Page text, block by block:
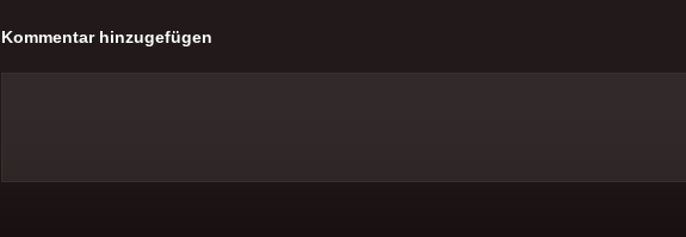
Kommentar hinzugefügen